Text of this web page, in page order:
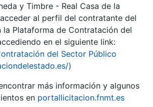
y Timbre - Real Casa de la
al perfil del contratante del
la Plataforma de Contratación del
en el siguiente link:
del Sector Público
)
más información y algunos
en portallicitacion.fnmt.es